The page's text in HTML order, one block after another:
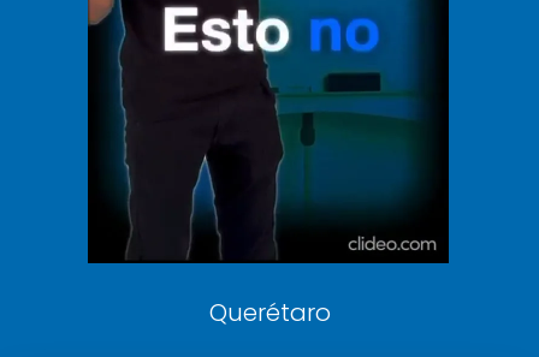
De 10 sports
DeDinero
Confabulario
Aviso Oportuno
Consultas
Querétaro